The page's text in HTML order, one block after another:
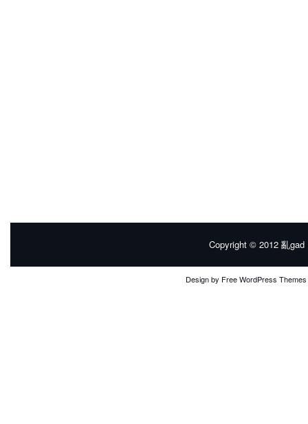
Copyright © 2012 亂gad
Design by Free WordPress Themes